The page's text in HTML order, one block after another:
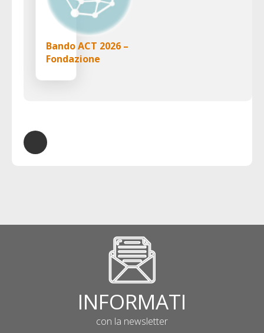
Bando ACT 2026 –
Fondazione
INFORMATI
con la newsletter